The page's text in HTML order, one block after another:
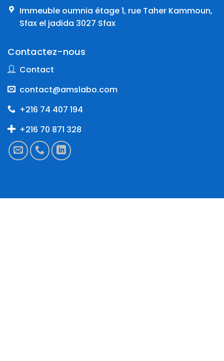
Immeuble oumnia étage 1, rue Taher Kammoun,
Sfax el jadida 3027 Sfax
Contactez-nous
Contact
contact@amslabo.com
+216 74 407 194
+216 70 871 328